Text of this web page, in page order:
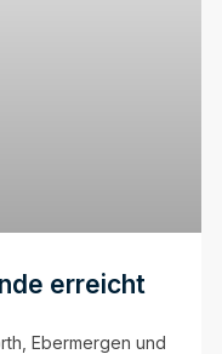
erreicht
Ebermergen und